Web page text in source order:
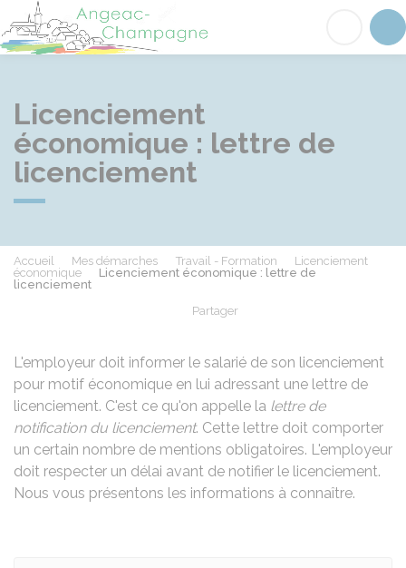
Angeac-Champagne
Licenciement
économique : lettre de
licenciement
Accueil Mes démarches Travail - Formation
Licenciement
économique
Licenciement économique : lettre de
licenciement
Partager
L'employeur doit informer le salarié de son licenciement
pour motif économique en lui adressant une lettre de
licenciement. C'est ce qu'on appelle la lettre de
notification du licenciement. Cette lettre doit comporter
un certain nombre de mentions obligatoires. L'employeur
doit respecter un délai avant de notifier le licenciement.
Nous vous présentons les informations à connaître.